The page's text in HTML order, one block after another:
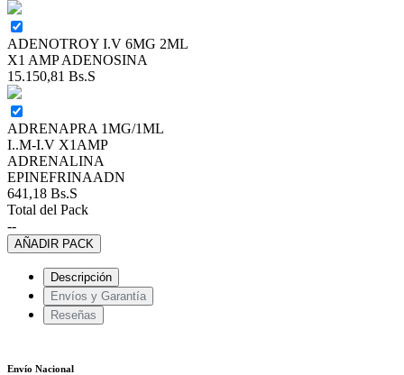
ADENOTROY I.V 6MG 2ML
X1 AMP ADENOSINA
15.150,81 Bs.S
ADRENAPRA 1MG/1ML
I..M-I.V X1AMP
ADRENALINA
EPINEFRINAADN
641,18 Bs.S
Total del Pack
--
AÑADIR PACK
Descripción
Envíos y Garantía
Reseñas
Envío Nacional